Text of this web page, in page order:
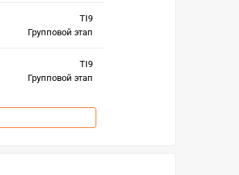
TI9
Групповой этап
TI9
Групповой этап